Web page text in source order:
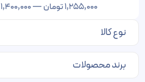
1,255,000تومان—
1,400,000